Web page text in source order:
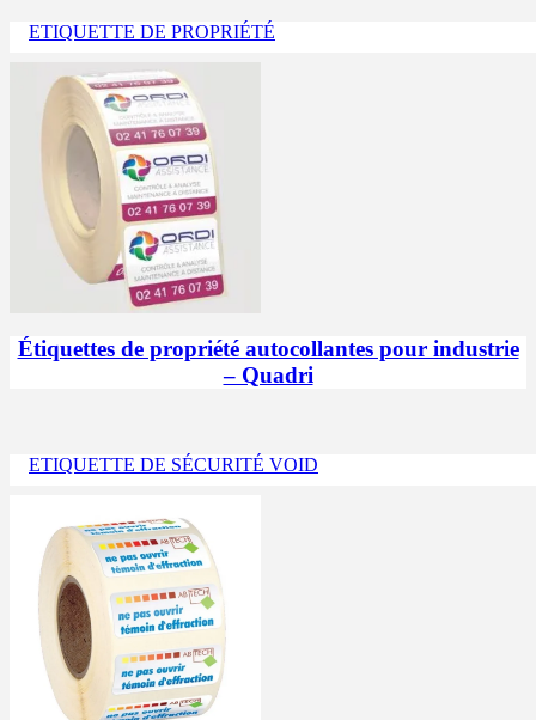
ETIQUETTE DE PROPRIÉTÉ
Étiquettes de propriété autocollantes pour industrie
– Quadri
ETIQUETTE DE SÉCURITÉ VOID